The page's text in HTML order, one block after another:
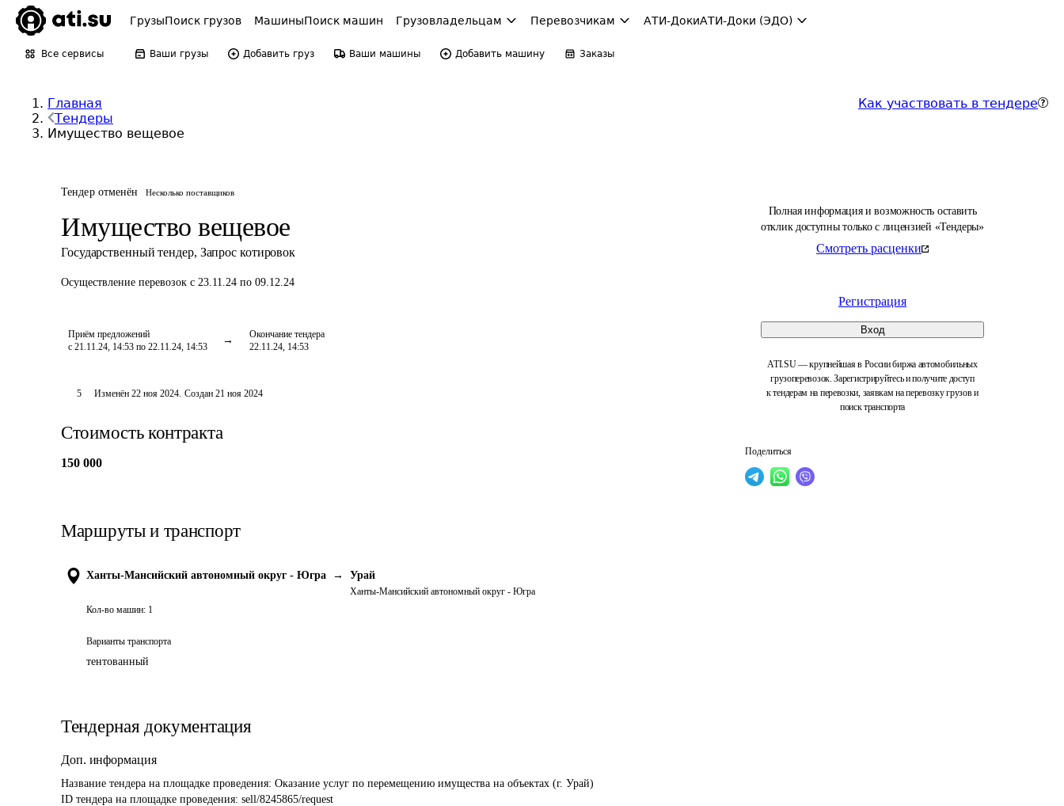
ГрузыПоиск грузов МашиныПоиск машин Грузовладельцам Перевозчикам АТИ-ДокиАТИ-Доки (ЭДО)
Все сервисы Ваши грузы Добавить груз Ваши машины Добавить машину Заказы
Главная
Тендеры
Имущество вещевое
Как участвовать в тендере
Тендер отменён Несколько поставщиков
Имущество вещевое
Государственный тендер, Запрос котировок
Осуществление перевозок с 23.11.24 по 09.12.24
Приём предложений
с 21.11.24, 14:53 по 22.11.24, 14:53
Окончание тендера
22.11.24, 14:53
Полная информация и возможность оставить
отклик доступны только с лицензией «Тендеры»
Смотреть расценки
Регистрация
Вход
ATI.SU — крупнейшая в России биржа автомобильных
грузоперевозок. Зарегистрируйтесь и получите доступ
к тендерам на перевозки, заявкам на перевозку грузов и
поиск транспорта
Поделиться
5 Изменён 22 ноя 2024. Создан 21 ноя 2024
Стоимость контракта
150 000
Маршруты и транспорт
Ханты-Мансийский автономный округ - Югра → Урай
Ханты-Мансийский автономный округ - Югра
Кол-во машин: 1
Варианты транспорта
тентованный
Тендерная документация
Доп. информация
Название тендера на площадке проведения: Оказание услуг по перемещению имущества на объектах (г. Урай)
ID тендера на площадке проведения: sell/8245865/request